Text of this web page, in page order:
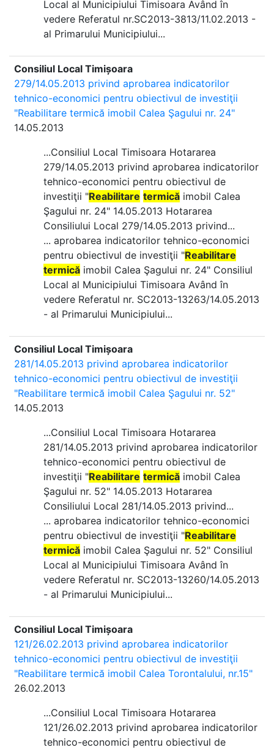
Local al Municipiului Timisoara Având în
vedere Referatul nr.SC2013-3813/11.02.2013 -
al Primarului Municipiului...
Consiliul Local Timișoara
279/14.05.2013 privind aprobarea indicatorilor
tehnico-economici pentru obiectivul de investiţii
"Reabilitare termică imobil Calea Şagului nr. 24"
14.05.2013
...Consiliul Local Timisoara Hotararea
279/14.05.2013 privind aprobarea indicatorilor
tehnico-economici pentru obiectivul de
investiţii "Reabilitare termică imobil Calea
Şagului nr. 24" 14.05.2013 Hotararea
Consiliului Local 279/14.05.2013 privind...
... aprobarea indicatorilor tehnico-economici
pentru obiectivul de investiţii "Reabilitare
termică imobil Calea Şagului nr. 24" Consiliul
Local al Municipiului Timisoara Având în
vedere Referatul nr. SC2013-13263/14.05.2013
- al Primarului Municipiului...
Consiliul Local Timișoara
281/14.05.2013 privind aprobarea indicatorilor
tehnico-economici pentru obiectivul de investiţii
"Reabilitare termică imobil Calea Şagului nr. 52"
14.05.2013
...Consiliul Local Timisoara Hotararea
281/14.05.2013 privind aprobarea indicatorilor
tehnico-economici pentru obiectivul de
investiţii "Reabilitare termică imobil Calea
Şagului nr. 52" 14.05.2013 Hotararea
Consiliului Local 281/14.05.2013 privind...
... aprobarea indicatorilor tehnico-economici
pentru obiectivul de investiţii "Reabilitare
termică imobil Calea Şagului nr. 52" Consiliul
Local al Municipiului Timisoara Având în
vedere Referatul nr. SC2013-13260/14.05.2013
- al Primarului Municipiului...
Consiliul Local Timișoara
121/26.02.2013 privind aprobarea indicatorilor
tehnico-economici pentru obiectivul de investiţii
"Reabilitare termică imobil Calea Torontalului, nr.15"
26.02.2013
...Consiliul Local Timisoara Hotararea
121/26.02.2013 privind aprobarea indicatorilor
tehnico-economici pentru obiectivul de